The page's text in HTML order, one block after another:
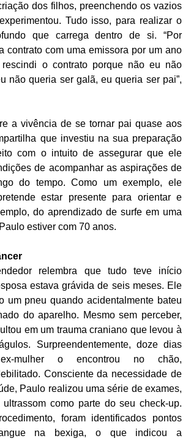
dos filhos, preenchendo os vazios
Tudo isso, para realizar o
que carrega dentro de si. “Por
contrato com uma emissora por um ano
o contrato porque não eu não
não queria ser galã, eu queria ser pai”,
a vivência de se tornar pai quase aos
que investiu na sua preparação
com o intuito de assegurar que ele
de acompanhar as aspirações de
do tempo. Como um exemplo, ele
estar presente para orientar e
do aprendizado de surfe em uma
estiver com 70 anos.
relembra que tudo teve início
estava grávida de seis meses. Ele
um pneu quando acidentalmente bateu
do aparelho. Mesmo sem perceber,
em um trauma craniano que levou à
Surpreendentemente, doze dias
mulher o encontrou no chão,
Consciente da necessidade de
Paulo realizou uma série de exames,
como parte do seu check-up.
foram identificados pontos
na bexiga, o que indicou a